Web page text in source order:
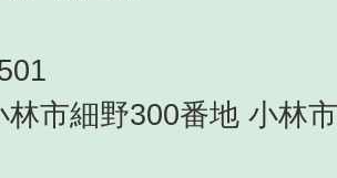
林市細野300番地 小林